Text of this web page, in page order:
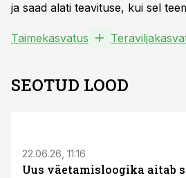
ja saad alati teavituse, kui sel
Taimekasvatus
SEOTUD LOOD
22.06.26, 11:16
Uus väetamisloogika aitab